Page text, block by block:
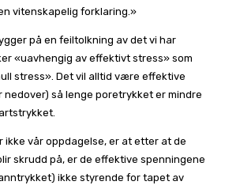
vitenskapelig forklaring.»
på en feiltolkning av det vi har
«uavhengig av effektivt stress» som
stress». Det vil alltid være effektive
nedover) så lenge poretrykket er mindre
ikke vår oppdagelse, er at etter at de
skrudd på, er de effektive spenningene
ikke styrende for tapet av